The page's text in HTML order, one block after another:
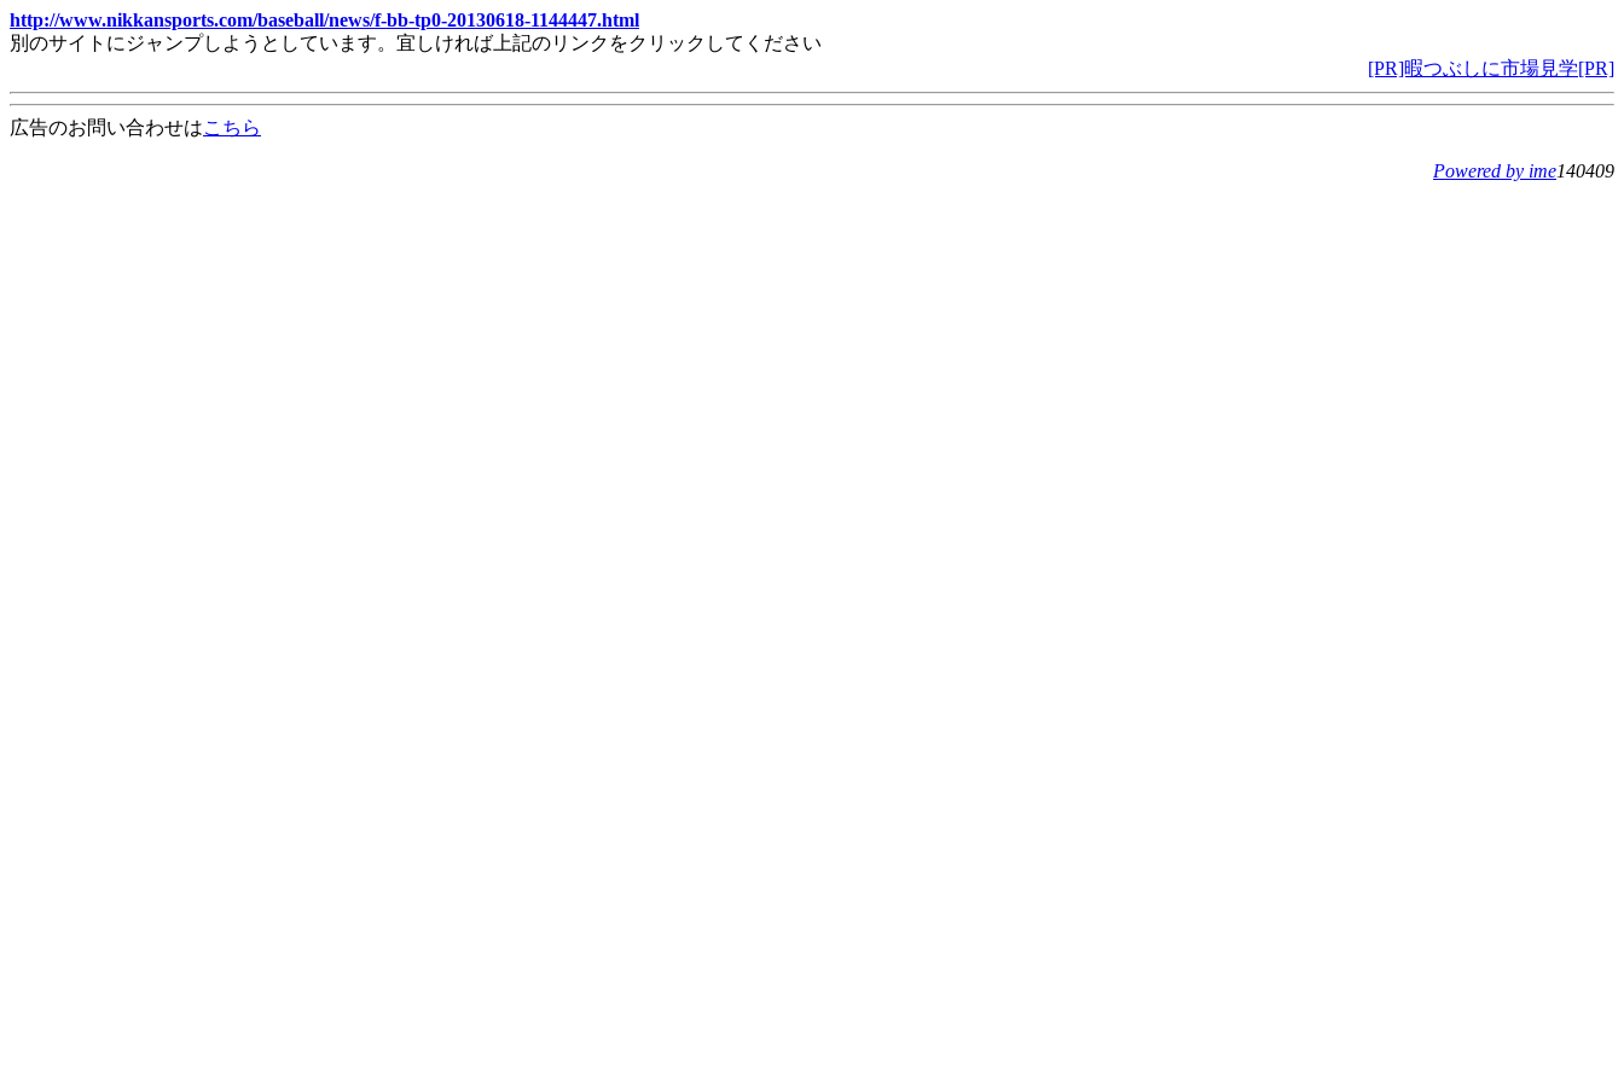
http://www.nikkansports.com/baseball/news/f-bb-tp0-20130618-1144447.html
別のサイトにジャンプしようとしています。宜しければ上記のリンクをクリックしてください
[PR]暇つぶしに市場見学[PR]
広告のお問い合わせはこちら
Powered by ime140409